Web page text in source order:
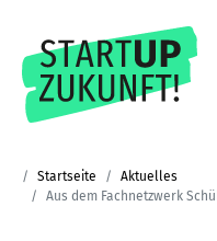
Startseite
Aktuelles
Aus dem Fachnetzwerk